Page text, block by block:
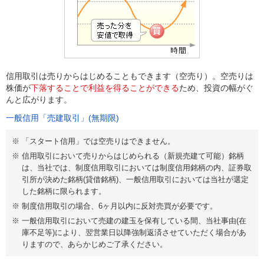
信用取引は売りからはじめることもできます（空売り）。空売りは
株価が下落することで利益を得ることができるため、投資の幅がぐ
んと広がります。
一般信用「売建取引」(無期限)
「スタート信用」では空売りはできません。
信用取引において売りからはじめられる（新規売建て可能）銘柄
は、当社では、制度信用取引においては制度信用銘柄の内、証券取
引所が決めた銘柄(貸借銘柄)、一般信用取引においては当社が選定
した銘柄に限られます。
制度信用取引の場合、6ヶ月以内に反対売買が必要です。
一般信用取引において売建の建玉を保有している間、当社事由(在
庫不足等)により、翌営業日以降強制返済させていただく場合があ
りますので、あらかじめご了承ください。